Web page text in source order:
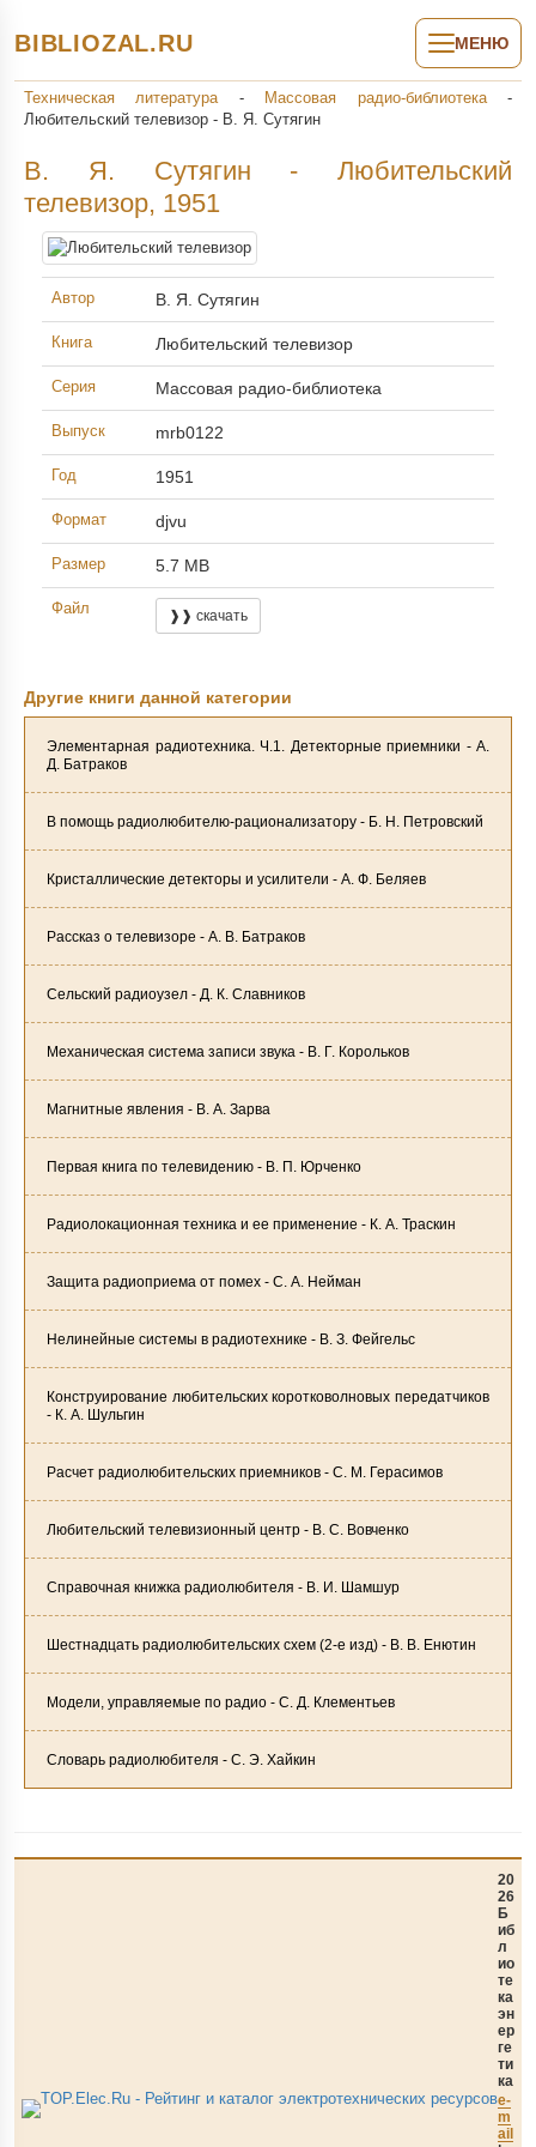
BIBLIOZAL.RU МЕНЮ
Техническая литература- Массовая радио-библиотека-
Любительский телевизор - В. Я. Сутягин
В. Я. Сутягин - Любительский
телевизор, 1951
Автор В. Я. Сутягин
Книга Любительский телевизор
Серия Массовая радио-библиотека
Выпуск mrb0122
Год 1951
Формат djvu
Размер 5.7 MB
Файл ❱❱ скачать
Другие книги данной категории
Элементарная радиотехника. Ч.1. Детекторные приемники - А.
Д. Батраков
В помощь радиолюбителю-рационализатору - Б. Н. Петровский
Кристаллические детекторы и усилители - А. Ф. Беляев
Рассказ о телевизоре - А. В. Батраков
Сельский радиоузел - Д. К. Славников
Механическая система записи звука - В. Г. Корольков
Магнитные явления - В. А. Зарва
Первая книга по телевидению - В. П. Юрченко
Радиолокационная техника и ее применение - К. А. Траскин
Защита радиоприема от помех - С. А. Нейман
Нелинейные системы в радиотехнике - В. З. Фейгельс
Конструирование любительских коротковолновых передатчиков
- К. А. Шульгин
Расчет радиолюбительских приемников - С. М. Герасимов
Любительский телевизионный центр - В. С. Вовченко
Справочная книжка радиолюбителя - В. И. Шамшур
Шестнадцать радиолюбительских схем (2-е изд) - В. В. Енютин
Модели, управляемые по радио - С. Д. Клементьев
Словарь радиолюбителя - С. Э. Xайкин
20
26
Б
иб
л
ио
те
ка
эн
ер
ге
ти
ка
e-
m
ail